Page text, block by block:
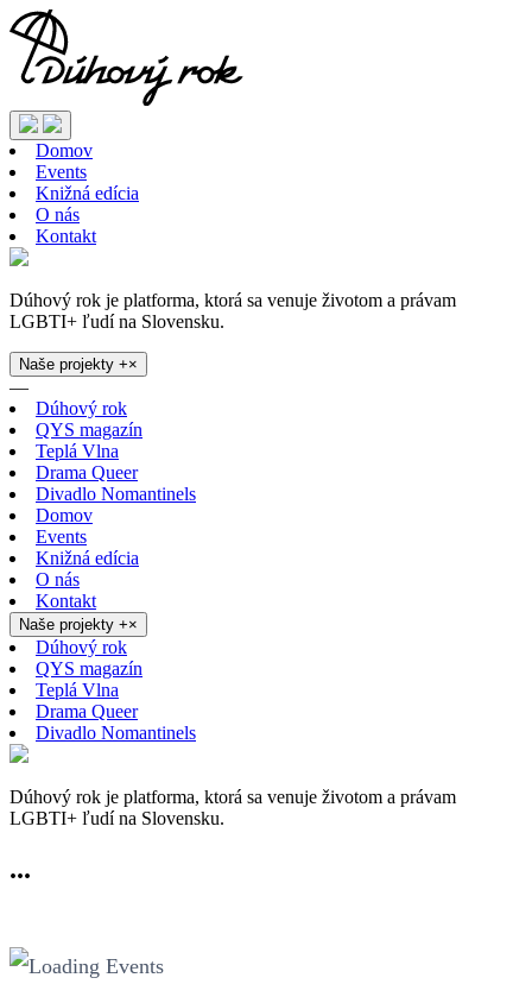
Domov
Events
Knižná edícia
O nás
Kontakt
Dúhový rok je platforma, ktorá sa venuje životom a právam
LGBTI+ ľudí na Slovensku.
Naše projekty +×
—
Dúhový rok
QYS magazín
Teplá Vlna
Drama Queer
Divadlo Nomantinels
Domov
Events
Knižná edícia
O nás
Kontakt
Naše projekty +×
Dúhový rok
QYS magazín
Teplá Vlna
Drama Queer
Divadlo Nomantinels
Dúhový rok je platforma, ktorá sa venuje životom a právam
LGBTI+ ľudí na Slovensku.
...